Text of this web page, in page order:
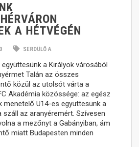
A HÉTVÉGÉN
0 SERDÜLŐ A
a Királyok városából
Talán az összes
közül az utolsót várta a
Akadémia közössége: az egész
menetelő U14-es együttesünk a
száll az aranyéremért. Szívesen
a mezőnyt a Gabányiban, ám
miatt Budapesten minden